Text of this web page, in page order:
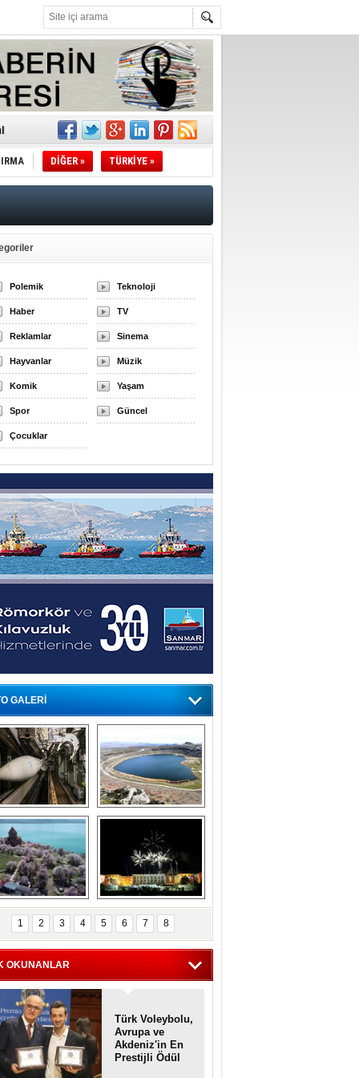
DİĞER » TÜRKİYE »
Polemik Teknoloji
Haber TV
Reklamlar Sinema
Hayvanlar Müzik
Komik Yaşam
Spor Güncel
Çocuklar
GALERİ
Askeri gemi
terk
gemilerin
etkileyici
görüntüleri
Kapadokya'nın
ilkbaharda bir başka
güzel
kalan
Akdamar Adası
çiçekleri ile
bir güzellik
Haftanın
fotoğrafları
1 2 3 4 5 6 7 8
OKUNANLAR
Türk Voleybolu,
Avrupa ve
Akdeniz'in En
Prestijli Ödül